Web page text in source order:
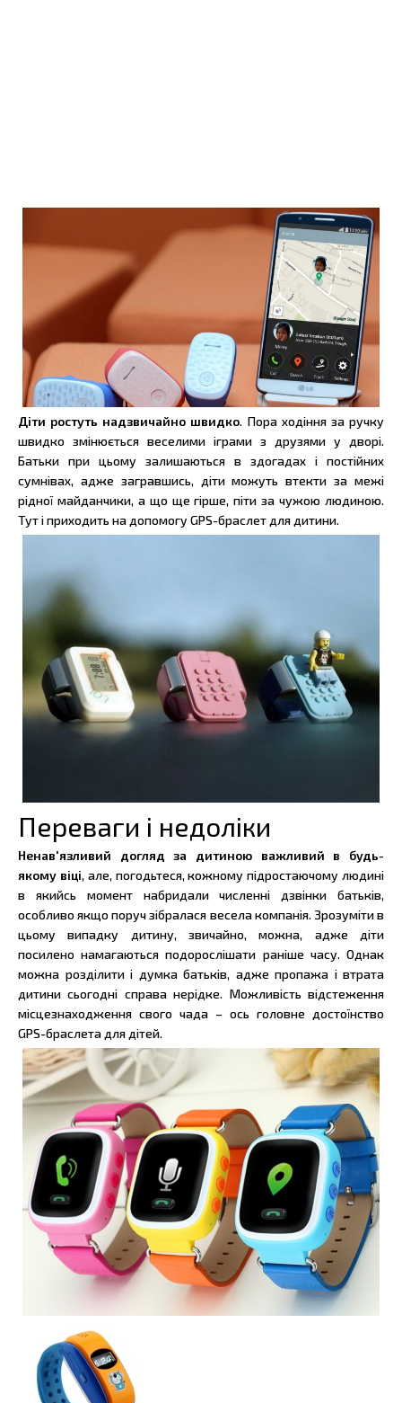
Діти ростуть надзвичайно швидко. Пора ходіння за ручку
швидко змінюється веселими іграми з друзями у дворі.
Батьки при цьому залишаються в здогадах і постійних
сумнівах, адже загравшись, діти можуть втекти за межі
рідної майданчики, а що ще гірше, піти за чужою людиною.
Тут і приходить на допомогу GPS-браслет для дитини.
Переваги і недоліки
Ненав'язливий догляд за дитиною важливий в будь-
якому віці, але, погодьтеся, кожному підростаючому людині
в якийсь момент набридали численні дзвінки батьків,
особливо якщо поруч зібралася весела компанія. Зрозуміти в
цьому випадку дитину, звичайно, можна, адже діти
посилено намагаються подорослішати раніше часу. Однак
можна розділити і думка батьків, адже пропажа і втрата
дитини сьогодні справа нерідке. Можливість відстеження
місцезнаходження свого чада – ось головне достоїнство
GPS-браслета для дітей.